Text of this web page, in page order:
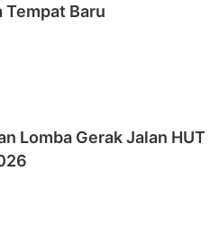
Tempat Baru
Lomba Gerak Jalan HUT